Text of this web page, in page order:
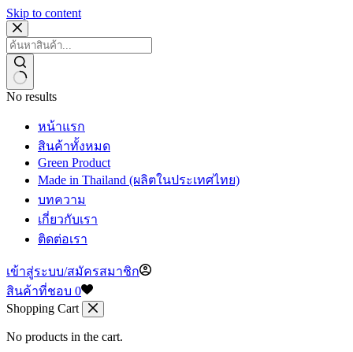
Skip to content
No results
หน้าแรก
สินค้าทั้งหมด
Green Product
Made in Thailand (ผลิตในประเทศไทย)
บทความ
เกี่ยวกับเรา
ติดต่อเรา
เข้าสู่ระบบ/สมัครสมาชิก
สินค้าที่ชอบ 0
Shopping Cart
No products in the cart.